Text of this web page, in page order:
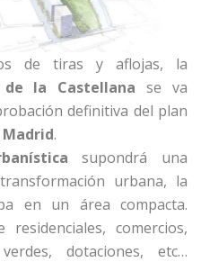
de tiras y aflojas, la
la Castellana se va
definitiva del plan
Madrid.
supondrá una
urbana, la
en un área compacta.
comercios,
dotaciones, etc…